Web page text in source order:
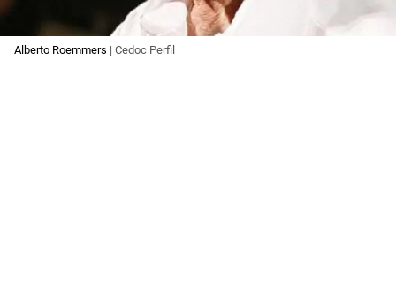
Alberto Roemmers | Cedoc Perfil